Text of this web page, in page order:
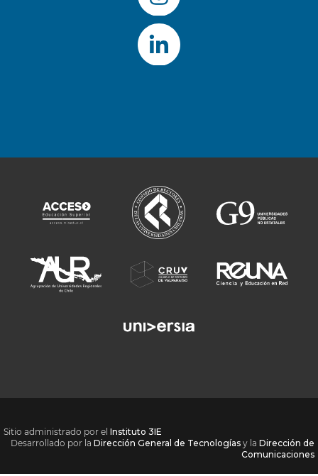
Sitio administrado por el Instituto 3IE
Desarrollado por la Dirección General de Tecnologías y la Dirección de
Comunicaciones